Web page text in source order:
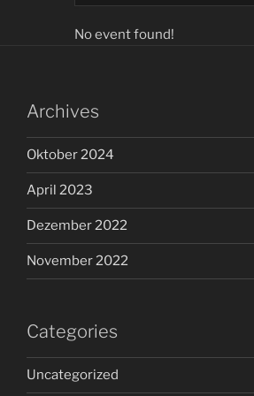
No event found!
Archives
Oktober 2024
April 2023
Dezember 2022
November 2022
Categories
Uncategorized